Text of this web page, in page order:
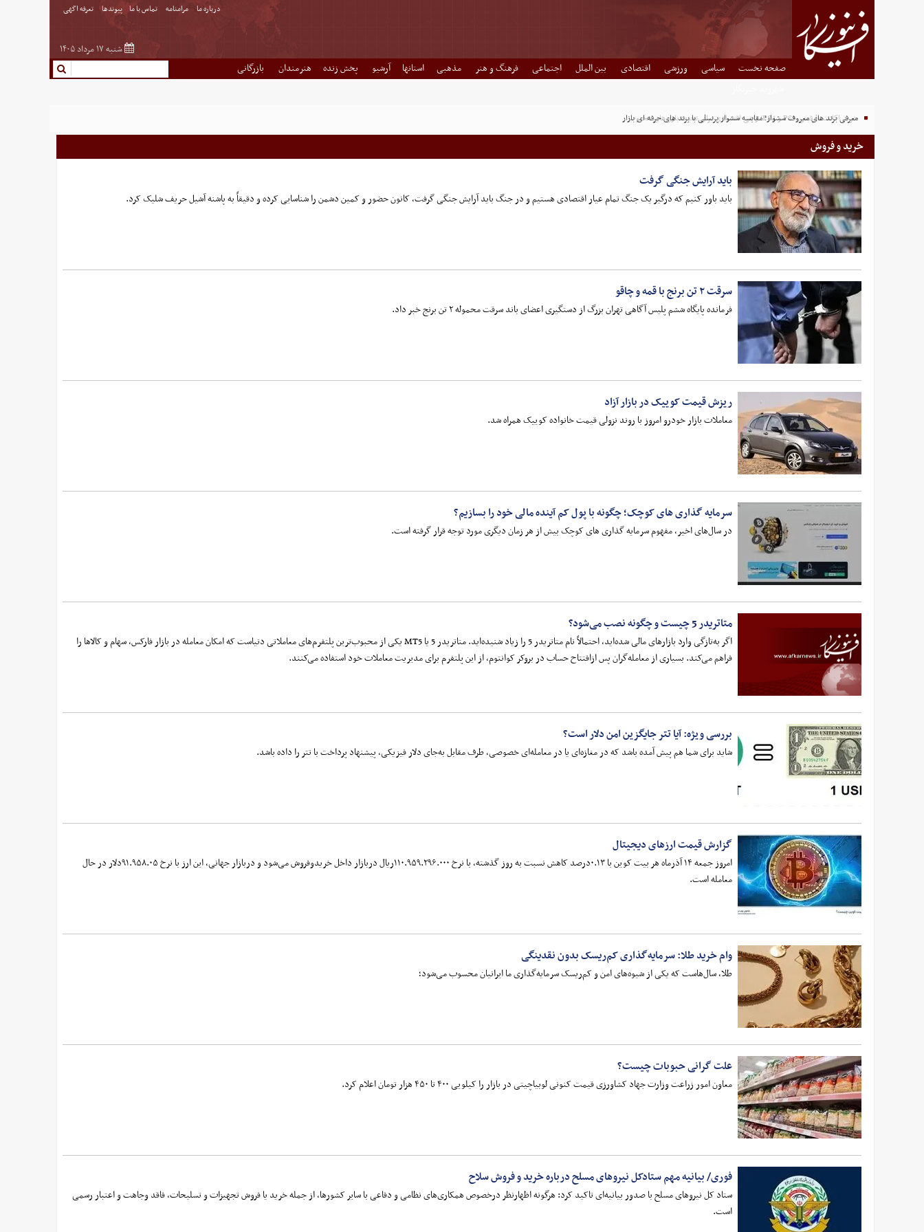
درباره ما مرامنامه تماس با ما پیوندها تعرفه اگهی
شنبه ۱۷ مرداد ۱۴۰۵
صفحه نخست سیاسی ورزشی اقتصادی بین الملل اجتماعی فرهنگ و هنر مذهبی استانها آرشیو پخش زنده هنرمندان
بازرگانی
معرفی برند های معروف سشوار؛ مقایسه سشوار پرنسلی با برند های حرفه ای بازار
خرید و فروش
باید آرایش جنگی گرفت
باید باور کنیم که درگیر یک جنگ تمام عیار اقتصادی هستیم و در جنگ باید آرایش جنگی گرفت، کانون حضور و کمین دشمن را شناسایی کرده و دقیقاً به پاشنه آشیل حریف شلیک کرد.
سرقت ۲ تن برنج با قمه و چاقو
فرمانده پایگاه ششم پلیس آگاهی تهران بزرگ از دستگیری اعضای باند سرقت محموله ۲ تن برنج خبر داد.
ریزش قیمت کوییک در بازار آزاد
معاملات بازار خودرو امروز با روند نزولی قیمت خانواده کوییک همراه شد.
سرمایه گذاری های کوچک؛ چگونه با پول کم آینده مالی خود را بسازیم؟
​در سال‌های اخیر، مفهوم سرمایه‌ گذاری‌ های کوچک بیش از هر زمان دیگری مورد توجه قرار گرفته است.
متاتریدر 5 چیست و چگونه نصب می‌شود؟
اگر به‌تازگی وارد بازارهای مالی شده‌اید، احتمالاً نام متاتریدر 5 را زیاد شنیده‌اید. متاتریدر 5 یا MT5 یکی از محبوب‌ترین پلتفرم‌های معاملاتی دنیاست که امکان معامله در بازار فارکس، سهام و کالاها را
فراهم می‌کند. بسیاری از معامله‌گران پس ازافتتاح حساب در بروکر کوانتوم، از این پلتفرم برای مدیریت معاملات خود استفاده می‌کنند.
بررسی ویژه: آیا تتر جایگزین امن دلار است؟
شاید برای شما هم پیش آمده باشد که در مغازه‌ای یا در معامله‌ای خصوصی، طرف مقابل به‌جای دلار فیزیکی، پیشنهاد پرداخت با تتر را داده باشد.
گزارش قیمت ارزهای دیجیتال
امروز جمعه ۱۴ آذرماه هر بیت کوین با ۰.۱۳درصد کاهش نسبت به روز گذشته، با نرخ ۱۱۰.۹۵۹.۲۹۶.۰۰۰ریال دربازار داخل خریدوفروش می‌شود و دربازار جهانی، این ارز با نرخ ۹۱.۹۵۸.۰۵دلار در حال
معامله است.
وام خرید طلا: سرمایه‌گذاری کم‌ریسک بدون نقدینگی
طلا، سال‌هاست که یکی از شیوه‌های امن و کم‌ریسک سرمایه‌گذاری ما ایرانیان محسوب می‌شود؛
علت گرانی حبوبات چیست؟
معاون امور زراعت وزارت جهاد کشاورزی قیمت کنونی لوبیاچیتی در بازار را کیلویی ۴۰۰ تا ۴۵۰ هزار تومان اعلام کرد.
فوری/ بیانیه مهم ستادکل نیروهای مسلح درباره خرید و فروش سلاح
ستاد کل نیروهای مسلح با صدور بیانیه‌ای تاکید کرد: هرگونه اظهارنظر درخصوص همکاری‌های نظامی و دفاعی با سایر کشورها، از جمله خرید یا فروش تجهیزات و تسلیحات، فاقد وجاهت و اعتبار رسمی
است.